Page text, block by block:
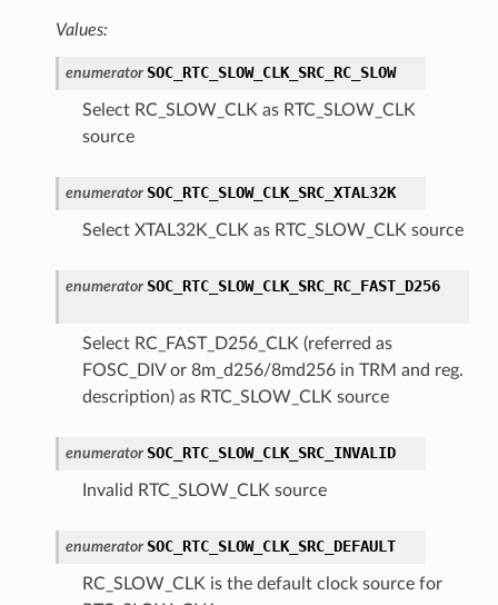
Values:
enumerator SOC_RTC_SLOW_CLK_SRC_RC_SLOW
Select RC_SLOW_CLK as RTC_SLOW_CLK
source
enumerator SOC_RTC_SLOW_CLK_SRC_XTAL32K
Select XTAL32K_CLK as RTC_SLOW_CLK source
enumerator SOC_RTC_SLOW_CLK_SRC_RC_FAST_D256
Select RC_FAST_D256_CLK (referred as
FOSC_DIV or 8m_d256/8md256 in TRM and reg.
description) as RTC_SLOW_CLK source
enumerator SOC_RTC_SLOW_CLK_SRC_INVALID
Invalid RTC_SLOW_CLK source
enumerator SOC_RTC_SLOW_CLK_SRC_DEFAULT
RC_SLOW_CLK is the default clock source for